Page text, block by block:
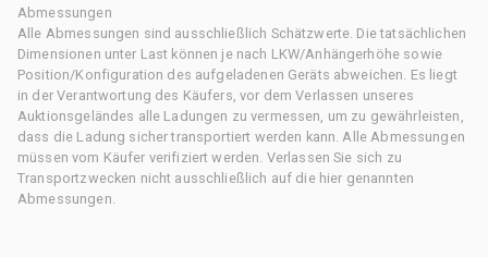
Abmessungen
Alle Abmessungen sind ausschließlich Schätzwerte. Die tatsächlichen
Dimensionen unter Last können je nach LKW/Anhängerhöhe sowie
Position/Konfiguration des aufgeladenen Geräts abweichen. Es liegt
in der Verantwortung des Käufers, vor dem Verlassen unseres
Auktionsgeländes alle Ladungen zu vermessen, um zu gewährleisten,
dass die Ladung sicher transportiert werden kann. Alle Abmessungen
müssen vom Käufer verifiziert werden. Verlassen Sie sich zu
Transportzwecken nicht ausschließlich auf die hier genannten
Abmessungen.